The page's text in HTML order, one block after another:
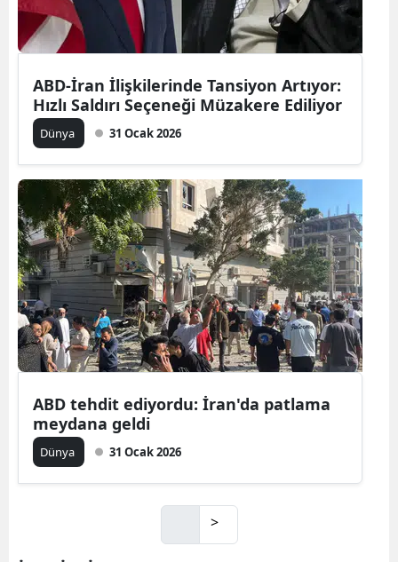
ABD-İran İlişkilerinde Tansiyon Artıyor:
Hızlı Saldırı Seçeneği Müzakere Ediliyor
Dünya 31 Ocak 2026
ABD tehdit ediyordu: İran'da patlama
meydana geldi
Dünya 31 Ocak 2026
>